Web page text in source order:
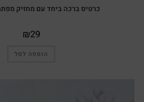
כרטיס ברכה ביחד עם מחזיק
₪29
הוספה לסל